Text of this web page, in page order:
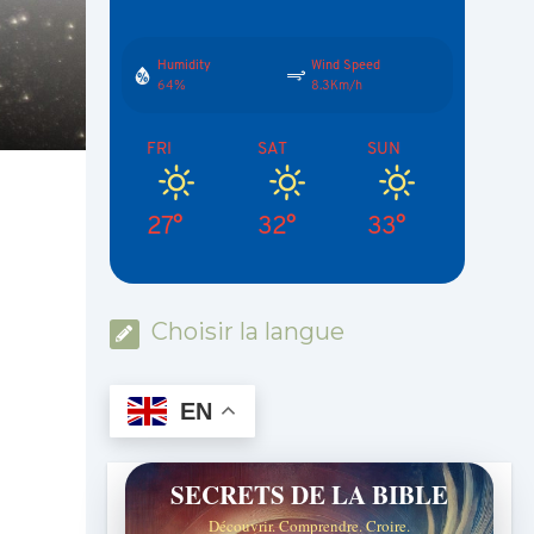
Humidity
64%
Wind Speed
8.3Km/h
FRI
27°
SAT
32°
SUN
33°
Choisir la langue
EN
SECRETS DE LA BIBLE
Découvrir. Comprendre. Croire.